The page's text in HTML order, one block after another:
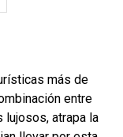
más de
entre
lujosos, atrapa la